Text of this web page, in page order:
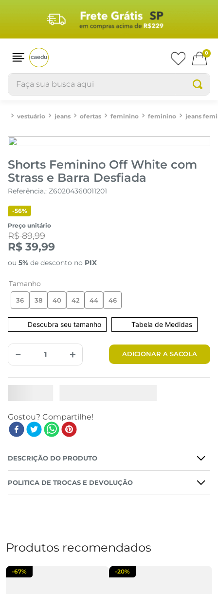
0
Faça sua busca aqui
vestuário feminino shorts e bermudas SHORTS FEMININO OFF WHITE COM STRASS E BARRA DESFIADA
Shorts Feminino Off White com
Strass e Barra Desfiada
Referência.: Z60204360011201
-56%
Preço unitário
R$ 89,99
R$ 39,99
ou 5% de desconto no PIX
Tamanho
36 38 40 42 44 46
Tabela de Medidas
＋
－ ADICIONAR A SACOLA
DESCRIÇÃO DO PRODUTO
POLITICA DE TROCAS E DEVOLUÇÃO
Produtos recomendados
-67% -20%